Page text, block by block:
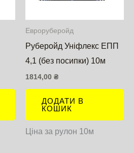
Евроруберойд
Руберойд Уніфлекс ЕПП
4,1 (без посипки) 10м
1814,00 ₴
ДОДАТИ В
КОШИК
Ціна за рулон 10м